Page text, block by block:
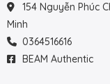
154 Nguyễn Phúc
Minh
0364516616
BEAM Authentic